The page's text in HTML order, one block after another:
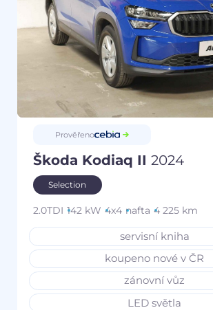
Prověřeno
Škoda Kodiaq II 2024
Selection
2.0TDI 142 kW 4x4 nafta 4 225 km
servisní kniha
koupeno nové v ČR
zánovní vůz
LED světla